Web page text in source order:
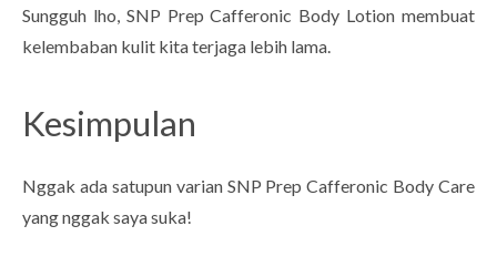
Sungguh lho, SNP Prep Cafferonic Body Lotion membuat
kelembaban kulit kita terjaga lebih lama.
Kesimpulan
Nggak ada satupun varian SNP Prep Cafferonic Body Care
yang nggak saya suka!